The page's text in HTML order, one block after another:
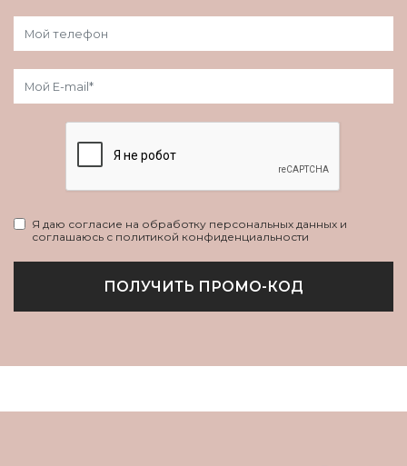
Я даю согласие на обработку персональных данных и
соглашаюсь с политикой конфиденциальности
ПОЛУЧИТЬ ПРОМО-КОД